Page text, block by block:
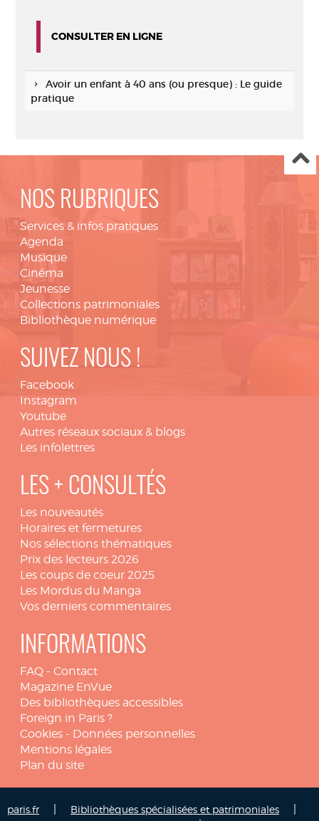
CONSULTER EN LIGNE
Avoir un enfant à 40 ans (ou presque) : Le guide
pratique
NOS RUBRIQUES
Services & infos pratiques
Agenda
Musique
Cinéma
Jeunesse
Collections patrimoniales
Bibliothèque numérique
SUIVEZ NOUS !
Facebook
Instagram
Youtube
Autres réseaux sociaux & blogs
Les infolettres
LES + CONSULTÉS
Les nouveautés
Horaires et fermetures
Nos sélections thématiques
Prix des lecteurs 2026
Les coups de coeur 2025
Les Mordus du Manga
Vos derniers commentaires
INFORMATIONS
FAQ - Contact
Magazine EnVue
Des bibliothèques accessibles
Foreign in Paris ?
Cookies - Données personnelles
Mentions légales
Plan du site
paris.fr Bibliothèques spécialisées et patrimoniales